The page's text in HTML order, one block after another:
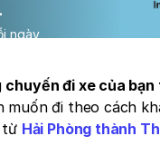
ngày
chuyến đi xe của
muốn đi theo cách
từ Hải Phòng thành